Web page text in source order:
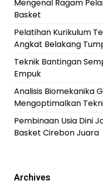
Mengenal Ragam
Basket
Pelatihan Kurikulum
Angkat Belakang
Teknik Bantingan
Empuk
Analisis Biomekanika
Mengoptimalkan
Pembinaan Usia Dini
Basket Cirebon Juara
Archives